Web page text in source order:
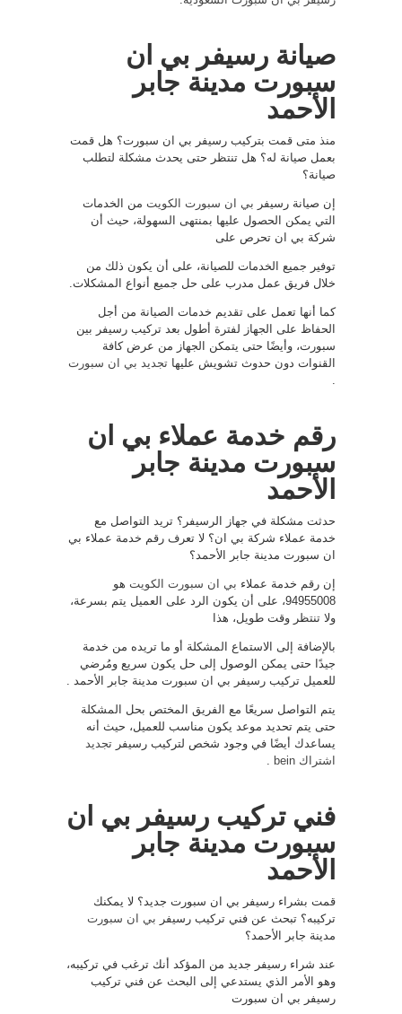
صيانة رسيفر بي ان
سبورت مدينة جابر
الأحمد
منذ متى قمت بتركيب رسيفر بي ان سبورت؟ هل قمت
بعمل صيانة له؟ هل تنتظر حتى يحدث مشكلة لتطلب
صيانة؟
إن صيانة رسيفر بي ان سبورت الكويت من الخدمات
التي يمكن الحصول عليها بمنتهى السهولة، حيث أن
شركة بي ان تحرص على
توفير جميع الخدمات للصيانة، على أن يكون ذلك من
خلال فريق عمل مدرب على حل جميع أنواع المشكلات.
كما أنها تعمل على تقديم خدمات الصيانة من أجل
الحفاظ على الجهاز لفترة أطول بعد تركيب رسيفر بين
سبورت، وأيضًا حتى يتمكن الجهاز من عرض كافة
القنوات دون حدوث تشويش عليها تجديد بي ان سبورت
رقم خدمة عملاء بي ان
سبورت مدينة جابر
الأحمد
حدثت مشكلة في جهاز الرسيفر؟ تريد التواصل مع
خدمة عملاء شركة بي ان؟ لا تعرف رقم خدمة عملاء بي
ان سبورت مدينة جابر الأحمد؟
إن رقم خدمة عملاء بي ان سبورت الكويت هو
94955008، على أن يكون الرد على العميل يتم بسرعة،
ولا تنتظر وقت طويل، هذا
بالإضافة إلى الاستماع المشكلة أو ما تريده من خدمة
جيدًا حتى يمكن الوصول إلى حل يكون سريع ومُرضي
للعميل تركيب رسيفر بي ان سبورت مدينة جابر الأحمد .
يتم التواصل سريعًا مع الفريق المختص بحل المشكلة
حتى يتم تحديد موعد يكون مناسب للعميل، حيث أنه
يساعدك أيضًا في وجود شخص لتركيب رسيفر تجديد
اشتراك bein
فني تركيب رسيفر بي ان
سبورت مدينة جابر
الأحمد
قمت بشراء رسيفر بي ان سبورت جديد؟ لا يمكنك
تركيبه؟ تبحث عن فني تركيب رسيفر بي ان سبورت
مدينة جابر الأحمد؟
عند شراء رسيفر جديد من المؤكد أنك ترغب في تركيبه،
وهو الأمر الذي يستدعي إلى البحث عن فني تركيب
رسيفر بي ان سبورت